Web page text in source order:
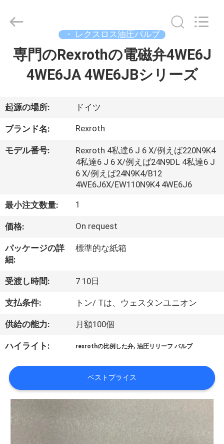
家
品
私
つ
い
て
工
場
旅
行
品
質
管
2019
Electronic
・ レクスロス油圧バルブ
専門のRexrothの電磁弁4WE6J
4WE6JA 4WE6JBシリーズ
起源の場所: ドイツ
ブランド名: Rexroth
モデル番号:
Rexroth 4私達6 J 6 X/例えば220N9K4
4私達6 J 6 X/例えば24N9DL 4私達6 J
6 X/例えば24N9K4/B12
4WE6J6X/EW110N9K4 4WE6J6
最小注文数量: 1
価格: On request
パッケージの詳
細:
標準的な紙箱
受渡し時間: 7 10日
支払条件: トン/ Tは、ウェスタンユニオン
供給の能力: 月額100個
ハイライト: rexrothの比例した弁,油圧リリーフ バルブ
ベストプライス